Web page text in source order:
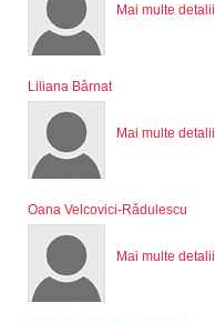
Mai multe detalii
Liliana Bârnat
Mai multe detalii
Oana Velcovici-Rădulescu
Mai multe detalii